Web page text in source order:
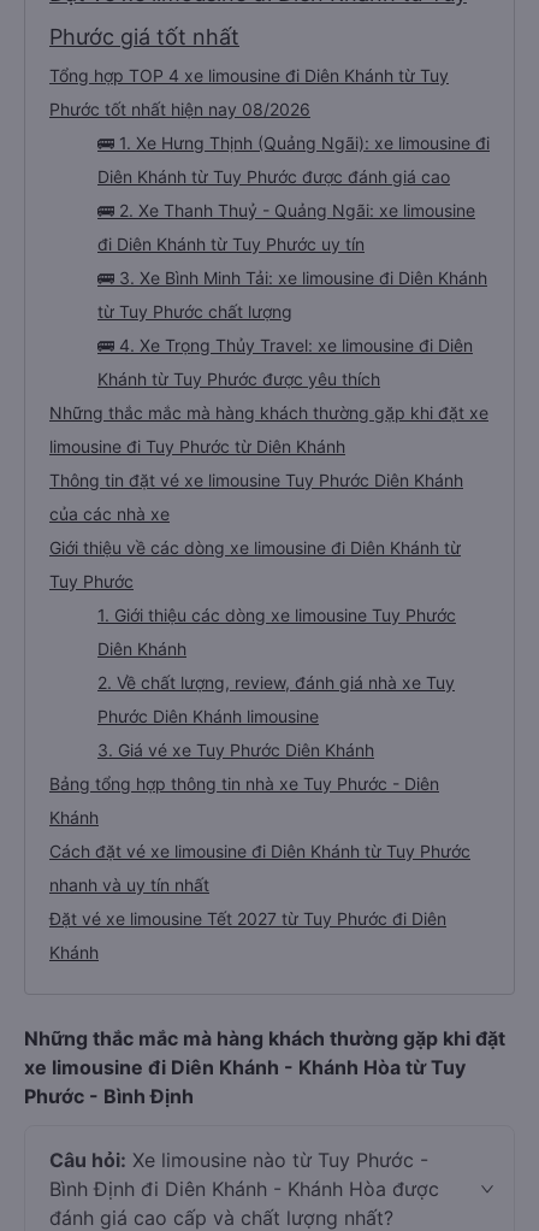
ổn. Mấy chỗ dừng xe để đi vệ sinh mình thấy ổn, cũng sạch sẽ, dép nhà xe
chuẩn bị mình thấy cũng sạch sẽ luôn, mới lắm, xuống xe có lơ xe đứng sẵn
(10 điểm), sáng sớm thì có phát thêm bàn chải kem đánh răng dùng 1 lần. À
trên xe có sẵn 2 chai nước suối 500ml nữa. Chuyến xe yên lặng, tài xế ko hút
thuốc, ko chửi thề, ko to tiếng là mình thấy tuyệt vời rồi. À xe đến bến xe lúc
7h30, sớm hơn dự kiến trên web 1 tiếng nhé. Xe có trung chuyển nội thành
chuyển á, k thì mình chủ động đăng ký cũng đc. Xe mới, sạch sẽ, thơm tho,
Phước giá tốt nhất
Tổng hợp TOP 4 xe limousine đi Diên Khánh từ Tuy
Phước tốt nhất hiện nay 08/2026
🚌 1. Xe Hưng Thịnh (Quảng Ngãi): xe limousine đi
Diên Khánh từ Tuy Phước được đánh giá cao
🚌 2. Xe Thanh Thuỷ - Quảng Ngãi: xe limousine
đi Diên Khánh từ Tuy Phước uy tín
🚌 3. Xe Bình Minh Tải: xe limousine đi Diên Khánh
từ Tuy Phước chất lượng
🚌 4. Xe Trọng Thủy Travel: xe limousine đi Diên
Khánh từ Tuy Phước được yêu thích
Những thắc mắc mà hàng khách thường gặp khi đặt xe
limousine đi Tuy Phước từ Diên Khánh
Thông tin đặt vé xe limousine Tuy Phước Diên Khánh
của các nhà xe
Giới thiệu về các dòng xe limousine đi Diên Khánh từ
Tuy Phước
1. Giới thiệu các dòng xe limousine Tuy Phước
Diên Khánh
2. Về chất lượng, review, đánh giá nhà xe Tuy
Phước Diên Khánh limousine
3. Giá vé xe Tuy Phước Diên Khánh
Bảng tổng hợp thông tin nhà xe Tuy Phước - Diên
Khánh
Cách đặt vé xe limousine đi Diên Khánh từ Tuy Phước
nhanh và uy tín nhất
Đặt vé xe limousine Tết 2027 từ Tuy Phước đi Diên
Khánh
Những thắc mắc mà hàng khách thường gặp khi đặt
xe limousine đi Diên Khánh - Khánh Hòa từ Tuy
Phước - Bình Định
Câu hỏi: Xe limousine nào từ Tuy Phước -
Bình Định đi Diên Khánh - Khánh Hòa được
đánh giá cao cấp và chất lượng nhất?